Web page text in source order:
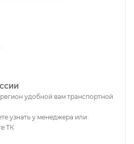
удобной вам транспортной
узнать у менеджера или
ТК